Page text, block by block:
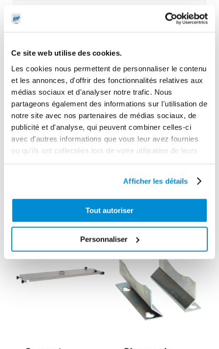
Ce site web utilise des cookies.
Les cookies nous permettent de personnaliser le contenu
et les annonces, d'offrir des fonctionnalités relatives aux
médias sociaux et d'analyser notre trafic. Nous
partageons également des informations sur l'utilisation de
notre site avec nos partenaires de médias sociaux, de
publicité et d'analyse, qui peuvent combiner celles-ci
avec d'autres informations que vous leur avez fournies
ou qu'ils ont collectées lors de votre utilisation de leurs
Afficher les détails
Tout autoriser
Personnaliser
1
43,5 x 40 x 9,5
Poids (kg)
25.1500
Garantie
2 ans
Gencode
3284660403877
CES PRODUITS PEUVENT VOUS
INTERESSER